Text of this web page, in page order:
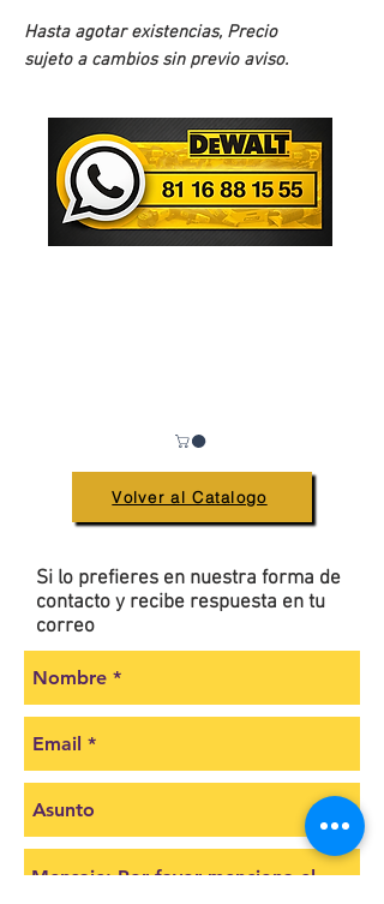
Hasta agotar existencias, Precio
sujeto a cambios sin previo aviso.
Volver al Catalogo
Si lo prefieres en nuestra forma de
contacto y recibe respuesta en tu
correo